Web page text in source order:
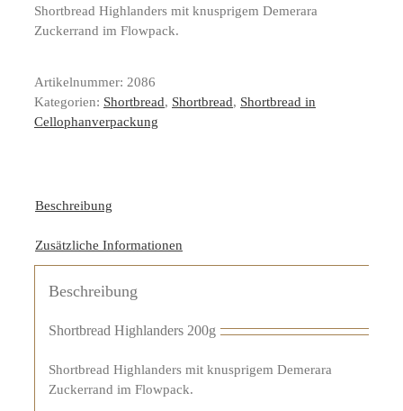
Shortbread Highlanders mit knusprigem Demerara
Zuckerrand im Flowpack.
Artikelnummer: 2086
Kategorien: Shortbread, Shortbread, Shortbread in
Cellophanverpackung
Beschreibung
Zusätzliche Informationen
Beschreibung
Shortbread Highlanders 200g
Shortbread Highlanders mit knusprigem Demerara
Zuckerrand im Flowpack.